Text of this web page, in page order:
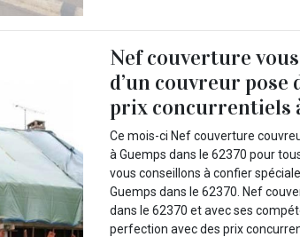
Nef couverture
d’un couvreur pose
prix concurrentiels
Ce mois-ci Nef couverture
à Guemps dans le 62370 pour
vous conseillons à confier
Guemps dans le 62370. Nef
dans le 62370 et avec ses
perfection avec des prix